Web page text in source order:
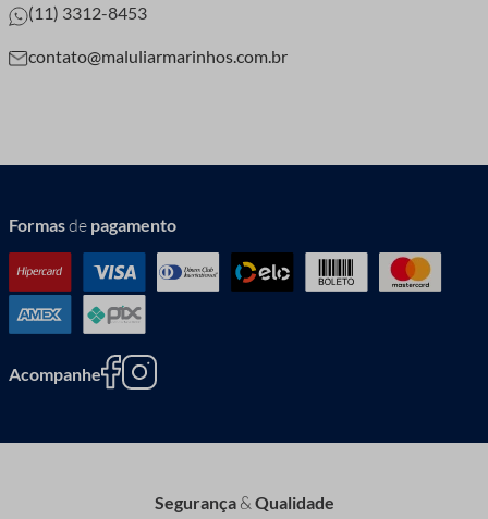
(11) 3312-8453
contato@maluliarmarinhos.com.br
Formasde pagamento
Acompanhe
Segurança&Qualidade